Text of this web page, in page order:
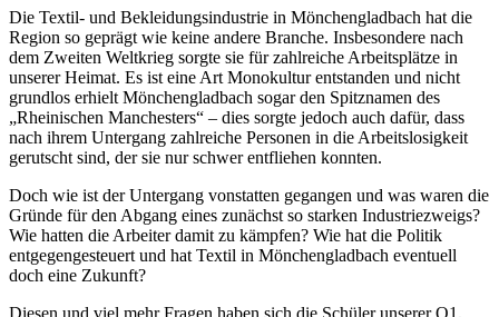
Die Textil- und Bekleidungsindustrie in Mönchengladbach hat die
Region so geprägt wie keine andere Branche. Insbesondere nach
dem Zweiten Weltkrieg sorgte sie für zahlreiche Arbeitsplätze in
unserer Heimat. Es ist eine Art Monokultur entstanden und nicht
grundlos erhielt Mönchengladbach sogar den Spitznamen des
„Rheinischen Manchesters“ – dies sorgte jedoch auch dafür, dass
nach ihrem Untergang zahlreiche Personen in die Arbeitslosigkeit
gerutscht sind, der sie nur schwer entfliehen konnten.
Doch wie ist der Untergang vonstatten gegangen und was waren die
Gründe für den Abgang eines zunächst so starken Industriezweigs?
Wie hatten die Arbeiter damit zu kämpfen? Wie hat die Politik
entgegengesteuert und hat Textil in Mönchengladbach eventuell
doch eine Zukunft?
Diesen und viel mehr Fragen haben sich die Schüler unserer Q1,